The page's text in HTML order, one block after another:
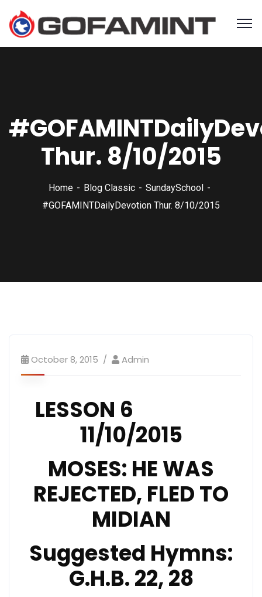
Thur. 8/10/2015
Home Blog Classic
SundaySchool
#GOFAMINTDailyDevotion Thur. 8/10/2015
October 8, 2015 Admin
LESSON 6
11/10/2015
MOSES: HE WAS
REJECTED, FLED TO
MIDIAN
Suggested Hymns:
G.H.B. 22, 28